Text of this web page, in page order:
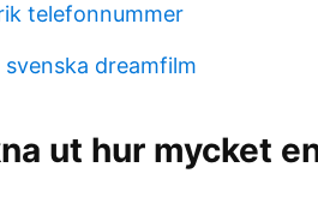
telefonnummer
dreamfilm
ut hur mycket